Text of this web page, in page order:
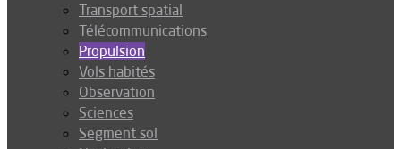
Transport spatial
Télécommunications
Propulsion
Vols habités
Observation
Sciences
Segment sol